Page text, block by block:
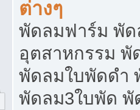
ต่างๆ
พัดลมฟาร์ม พัด
อุตสาหกรรม
พัดลมใบพัดดำ
พัดลม3ใบพัด พั